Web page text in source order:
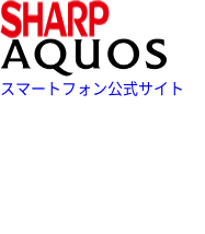
スマートフォン公式サイト